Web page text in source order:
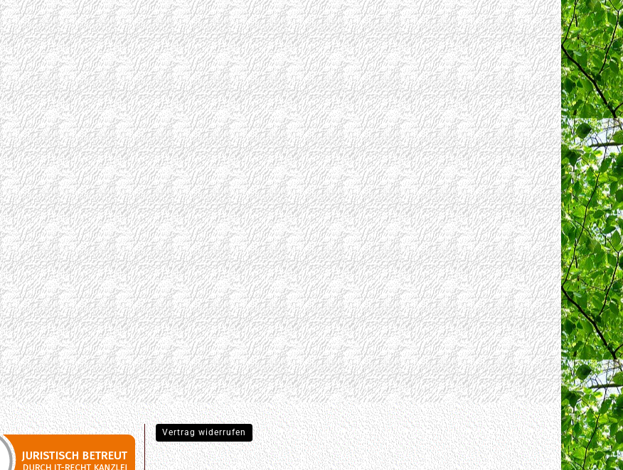
Vertrag widerrufen